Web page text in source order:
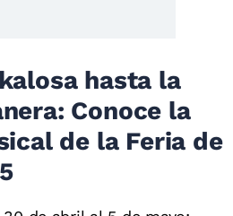
hasta la
Conoce la
de la Feria de